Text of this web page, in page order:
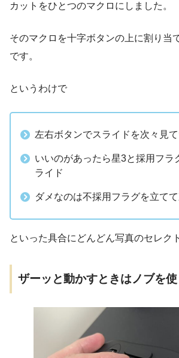
カットをひとつのマクロにしました。
そのマクロを十字ボタンの上に割り当
です。
というわけで
左右ボタンでスライドを次々見て
いいのがあったら星3と採用フラ
ライド
ダメなのは不採用フラグを立て
といった具合にどんどん写真のセレク
ザーッと動かすときはノブを使